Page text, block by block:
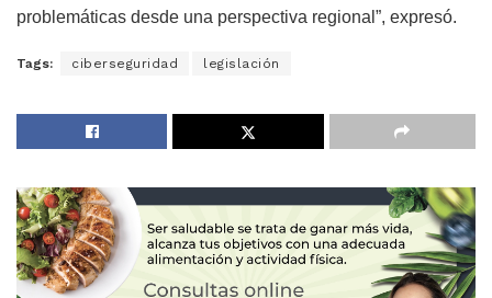
problemáticas desde una perspectiva regional”, expresó.
Tags: ciberseguridad legislación